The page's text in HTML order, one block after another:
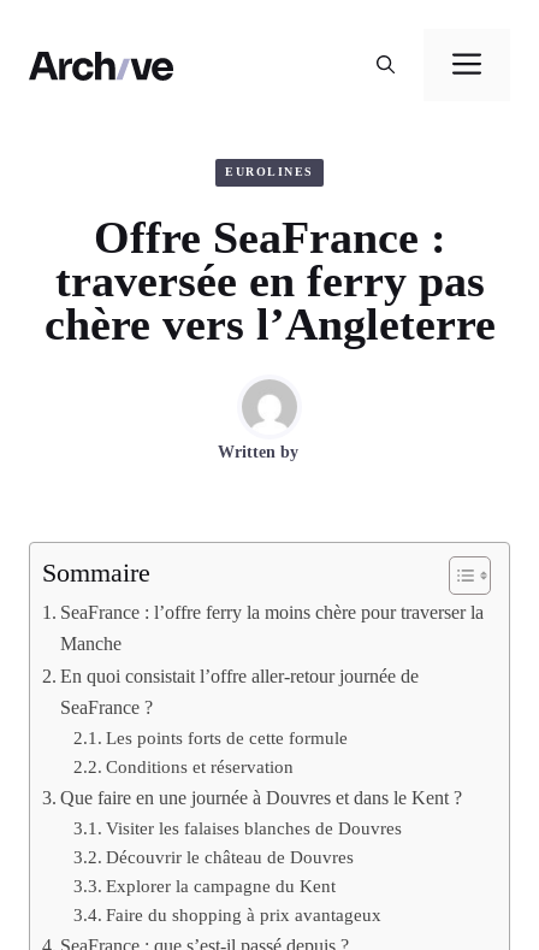
contenu
EUROLINES
Offre SeaFrance :
traversée en ferry pas
chère vers l’Angleterre
Written by
Sommaire
SeaFrance : l’offre ferry la moins chère pour traverser la
Manche
En quoi consistait l’offre aller-retour journée de
SeaFrance ?
Les points forts de cette formule
Conditions et réservation
Que faire en une journée à Douvres et dans le Kent ?
Visiter les falaises blanches de Douvres
Découvrir le château de Douvres
Explorer la campagne du Kent
Faire du shopping à prix avantageux